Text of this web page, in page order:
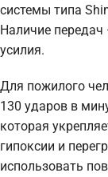
системы типа
Наличие передач
усилия.
Для пожилого
130 ударов в
которая
гипоксии и
использовать